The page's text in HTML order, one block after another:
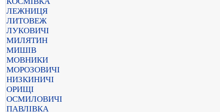
ЛЕЖНИЦЯ
ЛИТОВЕЖ
ЛУКОВИЧІ
МИЛЯТИН
МИШІВ
МОВНИКИ
МОРОЗОВИЧІ
НИЗКИНИЧІ
ОРИЩІ
ОСМИЛОВИЧІ
ПАВЛІВКА